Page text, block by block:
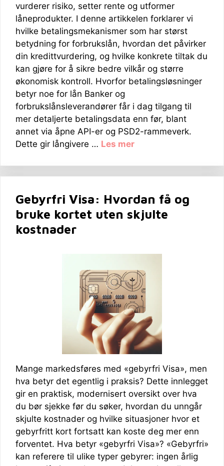
vurderer risiko, setter rente og utformer
låneprodukter. I denne artikkelen forklarer vi
hvilke betalingsmekanismer som har størst
betydning for forbrukslån, hvordan det påvirker
din kredittvurdering, og hvilke konkrete tiltak du
kan gjøre for å sikre bedre vilkår og større
økonomisk kontroll. Hvorfor betalingsløsninger
betyr noe for lån Banker og
forbrukslånsleverandører får i dag tilgang til
mer detaljerte betalingsdata enn før, blant
annet via åpne API-er og PSD2-rammeverk.
Dette gir långivere … Les mer
Gebyrfri Visa: Hvordan få og
bruke kortet uten skjulte
kostnader
Mange markedsføres med «gebyrfri Visa», men
hva betyr det egentlig i praksis? Dette innlegget
gir en praktisk, modernisert oversikt over hva
du bør sjekke før du søker, hvordan du unngår
skjulte kostnader og hvilke situasjoner hvor et
gebyrfritt kort fortsatt kan koste deg mer enn
forventet. Hva betyr «gebyrfri Visa»? «Gebyrfri»
kan referere til ulike typer gebyrer: ingen årlig